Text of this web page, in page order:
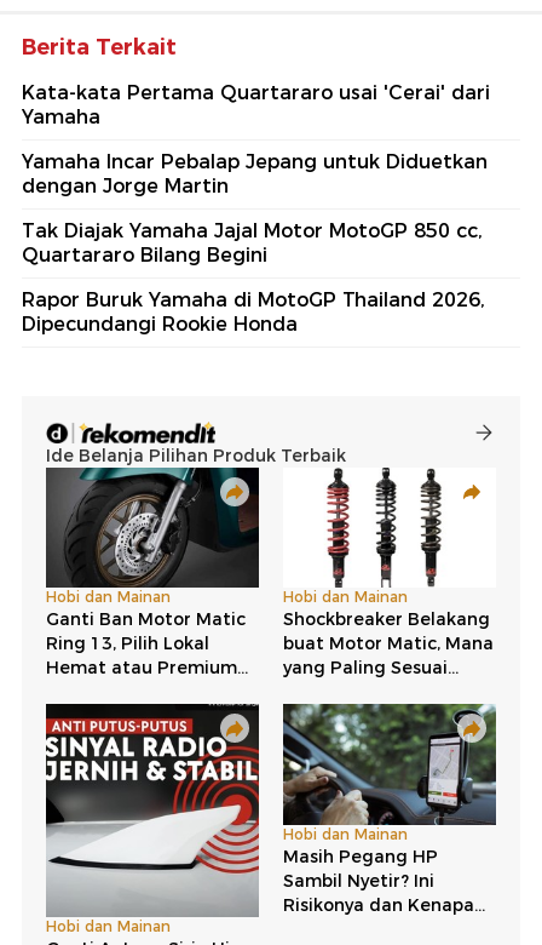
Berita Terkait
Kata-kata Pertama Quartararo usai 'Cerai' dari
Yamaha
Yamaha Incar Pebalap Jepang untuk Diduetkan
dengan Jorge Martin
Tak Diajak Yamaha Jajal Motor MotoGP 850 cc,
Quartararo Bilang Begini
Rapor Buruk Yamaha di MotoGP Thailand 2026,
Dipecundangi Rookie Honda